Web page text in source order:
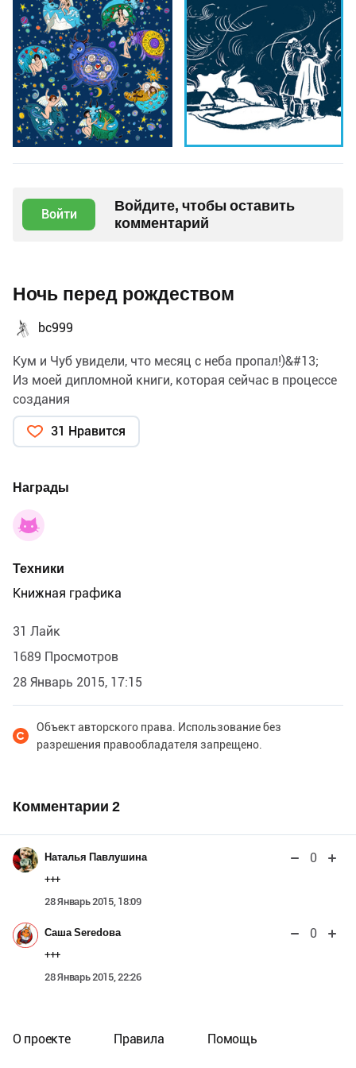
Войти
Войдите, чтобы оставить
комментарий
Ночь перед рождеством
bc999
Кум и Чуб увидели, что месяц с неба пропал!)&#13;
Из моей дипломной книги, которая сейчас в процессе
создания
31 Нравится
Награды
Техники
Книжная графика
31 Лайк
1689 Просмотров
28 Январь 2015, 17:15
Объект авторского права. Использование без
разрешения правообладателя запрещено.
Комментарии 2
Наталья Павлушина 0
+++
28 Январь 2015, 18:09
Саша Seredова 0
+++
28 Январь 2015, 22:26
О проекте Правила Помощь